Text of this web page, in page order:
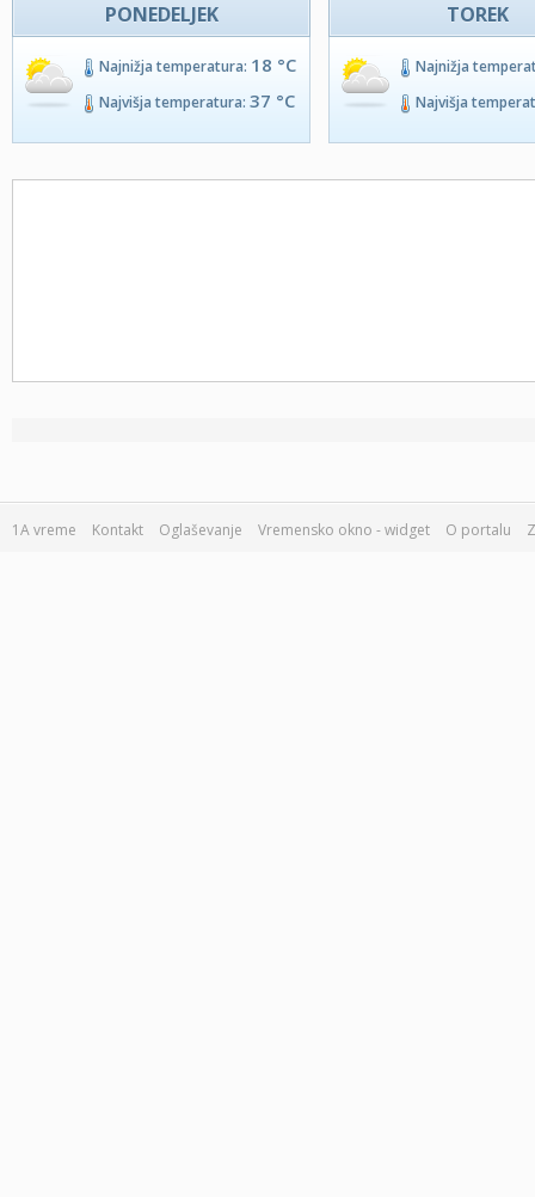
PONEDELJEK
Najnižja temperatura: 18 °C
Najvišja temperatura: 37 °C
TOREK
Najnižja
Najvišja
1A vreme Kontakt Oglaševanje Vremensko okno - widget O portalu